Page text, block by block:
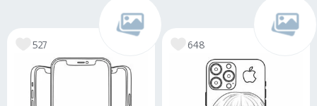
527 648